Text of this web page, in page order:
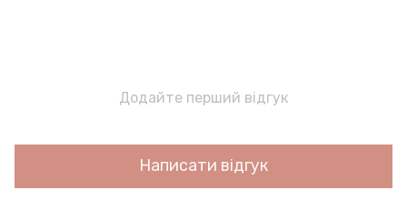
Додайте перший відгук
Написати відгук